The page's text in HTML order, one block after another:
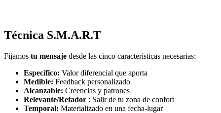
Técnica S.M.A.R.T
Fijamos tu mensaje desde las cinco características necesarias:
Específico: Valor diferencial que aporta
Medible: Feedback personalizado
Alcanzable: Creencias y patrones
Relevante/Retador : Salir de tu zona de confort
Temporal: Materializado en una fecha-lugar